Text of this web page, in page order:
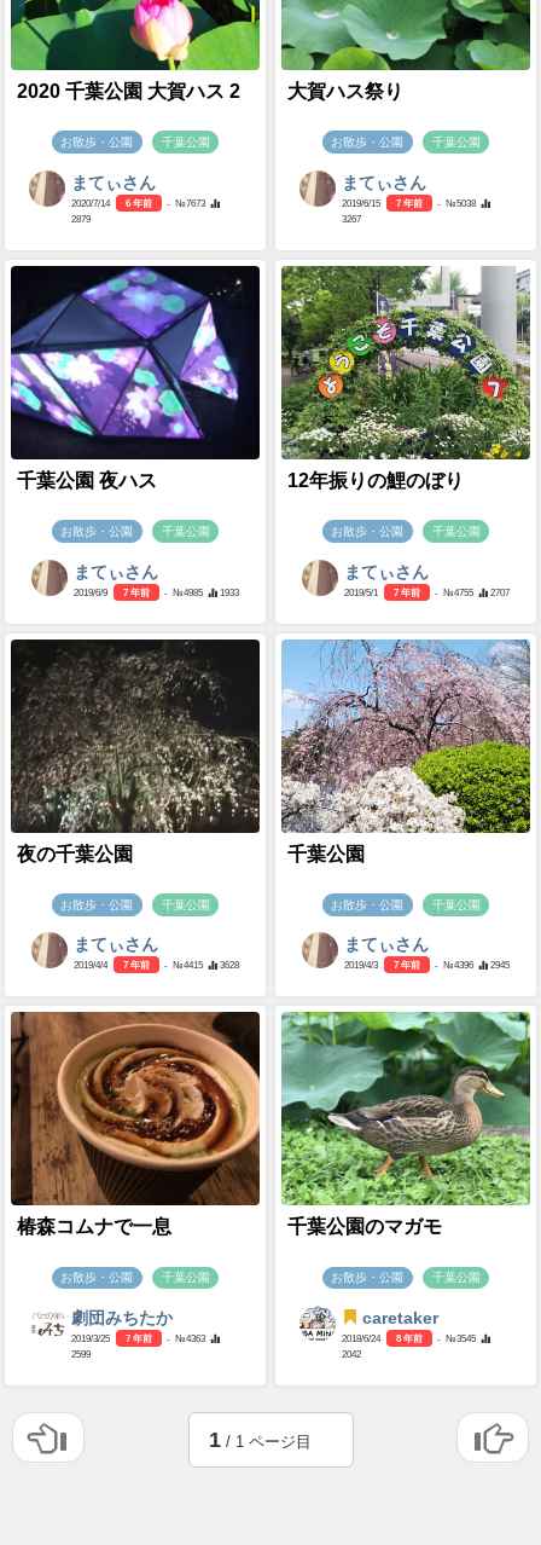
2020 千葉公園 大賀ハス 2
お散歩・公園 千葉公園
まてぃさん
2020/7/14 6 年前
- №7673
2879
大賀ハス祭り
お散歩・公園 千葉公園
まてぃさん
2019/6/15 7 年前
- №5038
3267
千葉公園 夜ハス
お散歩・公園 千葉公園
まてぃさん
2019/6/9 7 年前 - №4985 1933
12年振りの鯉のぼり
お散歩・公園 千葉公園
まてぃさん
2019/5/1 7 年前 - №4755 2707
夜の千葉公園
お散歩・公園 千葉公園
まてぃさん
2019/4/4 7 年前 - №4415 3628
千葉公園
お散歩・公園 千葉公園
まてぃさん
2019/4/3 7 年前 - №4396 2945
椿森コムナで一息
お散歩・公園 千葉公園
劇団みちたか
2019/3/25 7 年前
- №4363
2599
千葉公園のマガモ
お散歩・公園 千葉公園
caretaker
2018/6/24 8 年前
- №3545
2042
1/ 1 ページ目